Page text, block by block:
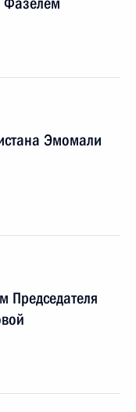
Эмомали
Председателя